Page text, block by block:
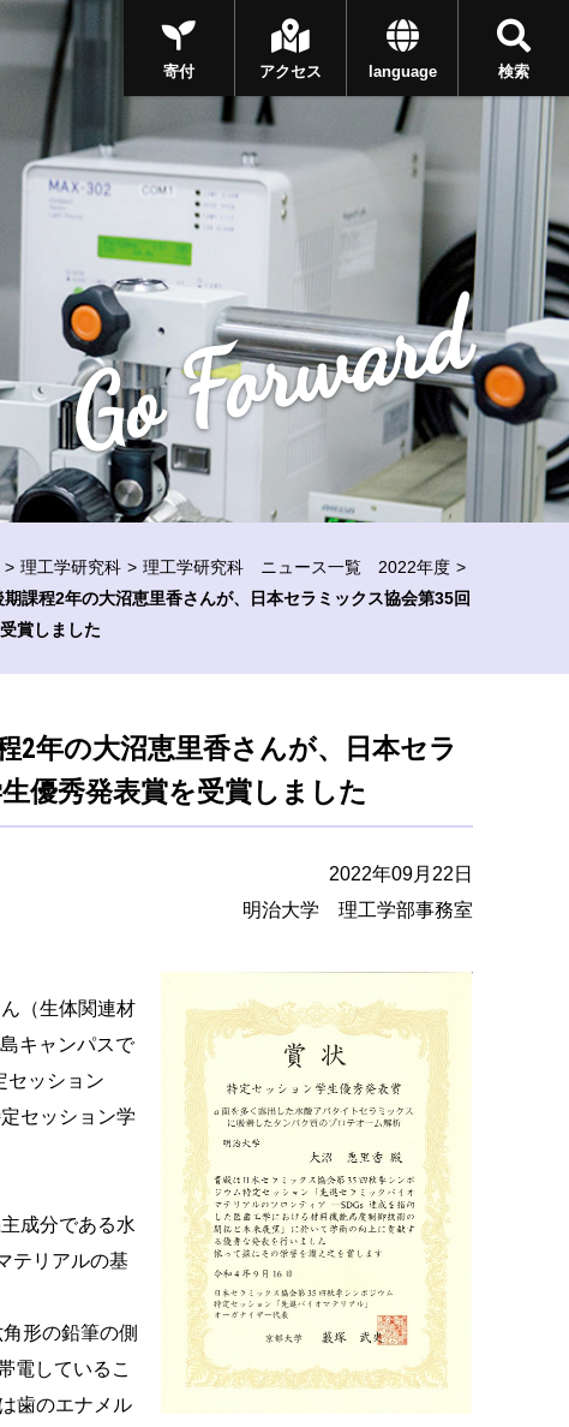
検索
language
アクセス
寄付
Go Forward
理工学研究科
理工学研究科 ニュース一覧 2022年度
課程2年の大沼恵里香さんが、日本セラミックス協会第35回
賞しました
2年の大沼恵里香さんが、日本セラ
優秀発表賞を受賞しました
2022年09月22日
明治大学 理工学部事務室
（生体関連材
キャンパスで
セッション
セッション学
成分である水
テリアルの基
形の鉛筆の側
電しているこ
歯のエナメル